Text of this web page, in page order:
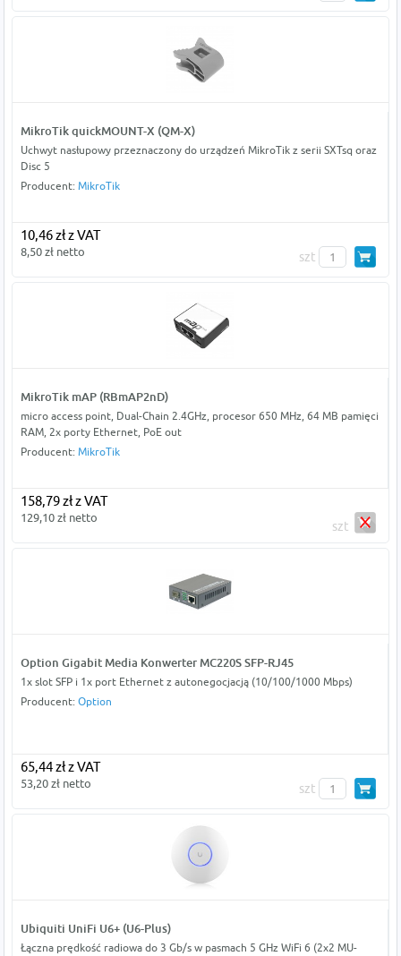
MikroTik quickMOUNT-X (QM-X)
Uchwyt nasłupowy przeznaczony do urządzeń MikroTik z serii SXTsq oraz
Disc 5
Producent: MikroTik
10,46 zł z VAT
8,50 zł netto szt
MikroTik mAP (RBmAP2nD)
micro access point, Dual-Chain 2.4GHz, procesor 650 MHz, 64 MB pamięci
RAM, 2x porty Ethernet, PoE out
Producent: MikroTik
158,79 zł z VAT
129,10 zł netto
szt
Option Gigabit Media Konwerter MC220S SFP-RJ45
1x slot SFP i 1x port Ethernet z autonegocjacją (10/100/1000 Mbps)
Producent: Option
65,44 zł z VAT
53,20 zł netto szt
Ubiquiti UniFi U6+ (U6-Plus)
Łączna prędkość radiowa do 3 Gb/s w pasmach 5 GHz WiFi 6 (2x2 MU-